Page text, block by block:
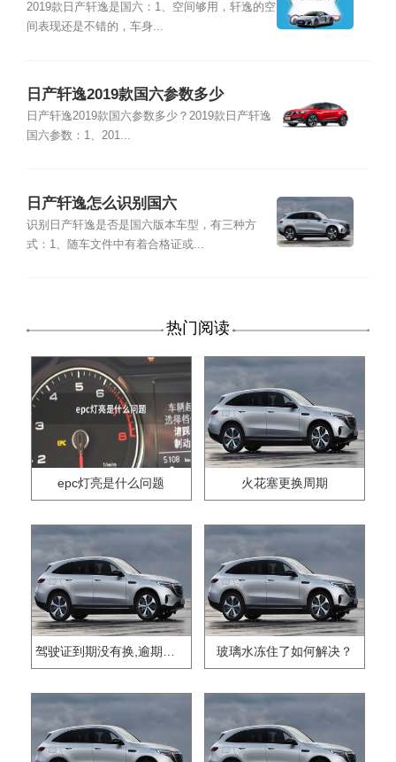
2019款日产轩逸是国六：1、空间够用，轩逸的空
间表现还是不错的，车身...
日产轩逸2019款国六参数多少
日产轩逸2019款国六参数多少？2019款日产轩逸
国六参数：1、201...
日产轩逸怎么识别国六
识别日产轩逸是否是国六版本车型，有三种方
式：1、随车文件中有着合格证或...
热门阅读
epc灯亮是什么问题 火花塞更换周期
驾驶证到期没有换,逾期怎么办?? 玻璃水冻住了如何解决？